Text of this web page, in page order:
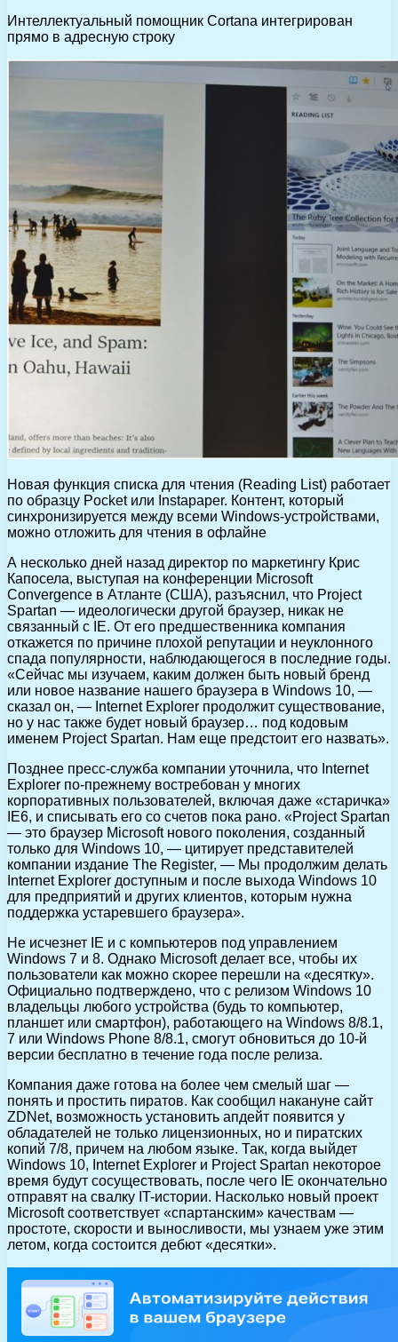
Интеллектуальный помощник Cortana интегрирован
прямо в адресную строку
Новая функция списка для чтения (Reading List) работает
по образцу Pocket или Instapaper. Контент, который
синхронизируется между всеми Windows-устройствами,
можно отложить для чтения в офлайне
А несколько дней назад директор по маркетингу Крис
Капосела, выступая на конференции Microsoft
Convergence в Атланте (США), разъяснил, что Project
Spartan — идеологически другой браузер, никак не
связанный с IE. От его предшественника компания
откажется по причине плохой репутации и неуклонного
спада популярности, наблюдающегося в последние годы.
«Сейчас мы изучаем, каким должен быть новый бренд
или новое название нашего браузера в Windows 10, —
сказал он, — Internet Explorer продолжит существование,
но у нас также будет новый браузер… под кодовым
именем Project Spartan. Нам еще предстоит его назвать».
Позднее пресс-служба компании уточнила, что Internet
Explorer по-прежнему востребован у многих
корпоративных пользователей, включая даже «старичка»
IE6, и списывать его со счетов пока рано. «Project Spartan
— это браузер Microsoft нового поколения, созданный
только для Windows 10, — цитирует представителей
компании издание The Register, — Мы продолжим делать
Internet Explorer доступным и после выхода Windows 10
для предприятий и других клиентов, которым нужна
поддержка устаревшего браузера».
Не исчезнет IE и с компьютеров под управлением
Windows 7 и 8. Однако Microsoft делает все, чтобы их
пользователи как можно скорее перешли на «десятку».
Официально подтверждено, что с релизом Windows 10
владельцы любого устройства (будь то компьютер,
планшет или смартфон), работающего на Windows 8/8.1,
7 или Windows Phone 8/8.1, смогут обновиться до 10-й
версии бесплатно в течение года после релиза.
Компания даже готова на более чем смелый шаг —
понять и простить пиратов. Как сообщил накануне сайт
ZDNet, возможность установить апдейт появится у
обладателей не только лицензионных, но и пиратских
копий 7/8, причем на любом языке. Так, когда выйдет
Windows 10, Internet Explorer и Project Spartan некоторое
время будут сосуществовать, после чего IE окончательно
отправят на свалку IT-истории. Насколько новый проект
Microsoft соответствует «спартанским» качествам —
простоте, скорости и выносливости, мы узнаем уже этим
летом, когда состоится дебют «десятки».